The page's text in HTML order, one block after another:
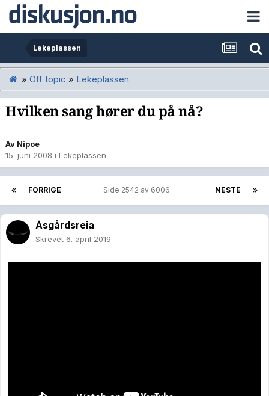
Lekeplassen
» Off topic » Lekeplassen
Hvilken sang hører du på nå?
Av Nipoe
15. juni 2008 i Lekeplassen
FORRIGE NESTE
Side 2542 av 6006
Åsgårdsreia
Skrevet 6. april 2019